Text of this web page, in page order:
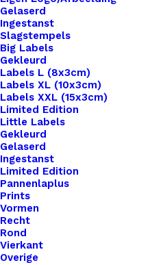
Gelaserd
Ingestanst
Slagstempels
Big Labels
Gekleurd
Labels L (8x3cm)
Labels XL (10x3cm)
Labels XXL (15x3cm)
Limited Edition
Little Labels
Gekleurd
Gelaserd
Ingestanst
Limited Edition
Pannenlaplus
Prints
Vormen
Recht
Rond
Vierkant
Overige
Home Hobby Cernit Nr1
Cernit Nr1
€
Ben je op zoek naar een
creativiteit tot leven